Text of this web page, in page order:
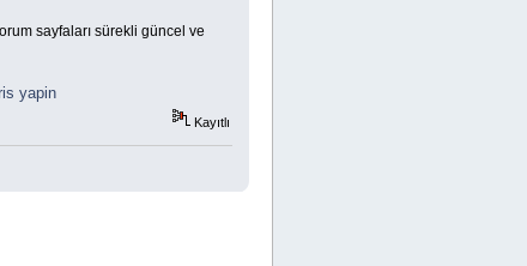
sayfaları sürekli güncel ve
yapin
Kayıtlı